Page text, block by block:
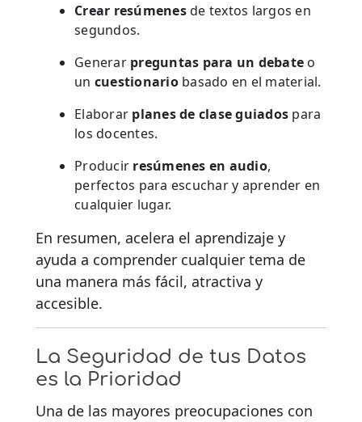
Crear resúmenesde textos largos en
segundos.
Generar preguntas para un debate o
un cuestionariobasado en el material.
Elaborar planes de clase guiados para
los docentes.
Producir resúmenes en audio,
perfectos para escuchar y aprender en
cualquier lugar.
En resumen, acelera el aprendizaje y
ayuda a comprender cualquier tema de
una manera más fácil, atractiva y
accesible.
La Seguridad de tus Datos
es la Prioridad
Una de las mayores preocupaciones con